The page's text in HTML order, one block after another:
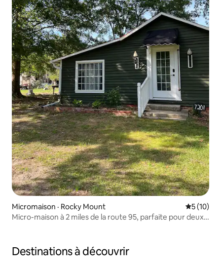
Micromaison · Rocky Mount Note
5 (10)
Micro-maison à 2 miles de la route 95, parfaite pour deux
Destinations à découvrir